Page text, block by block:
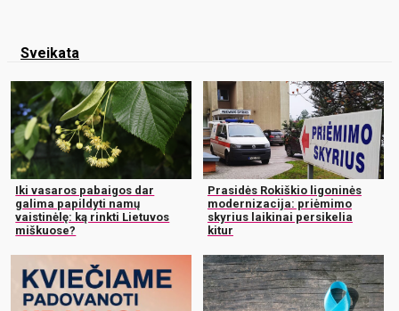
Sveikata
Iki vasaros pabaigos dar
galima papildyti namų
vaistinėlę: ką rinkti Lietuvos
miškuose?
Prasidės Rokiškio ligoninės
modernizacija: priėmimo
skyrius laikinai persikelia
kitur